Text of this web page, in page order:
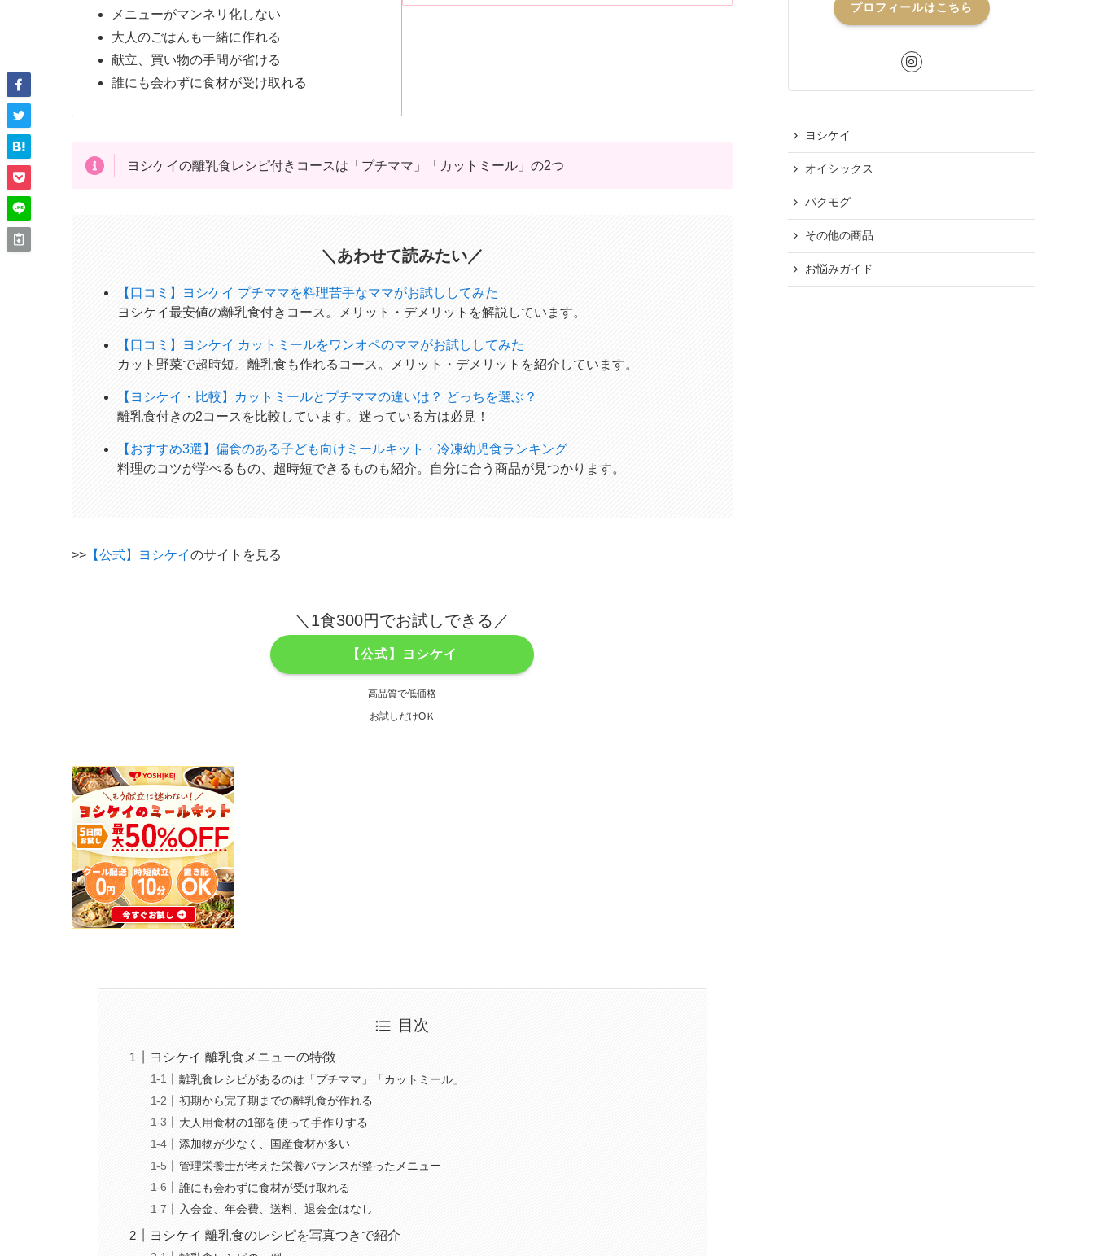
メニューがマンネリ化しない
大人のごはんも一緒に作れる
献立、買い物の手間が省ける
誰にも会わずに食材が受け取れる
ヨシケイの離乳食レシピ付きコースは「プチママ」「カットミール」の2つ
＼あわせて読みたい／
【口コミ】ヨシケイ プチママを料理苦手なママがお試ししてみた
ヨシケイ最安値の離乳食付きコース。メリット・デメリットを解説しています。
【口コミ】ヨシケイ カットミールをワンオペのママがお試ししてみた
カット野菜で超時短。離乳食も作れるコース。メリット・デメリットを紹介しています。
【ヨシケイ・比較】カットミールとプチママの違いは？ どっちを選ぶ？
離乳食付きの2コースを比較しています。迷っている方は必見！
【おすすめ3選】偏食のある子ども向けミールキット・冷凍幼児食ランキング
料理のコツが学べるもの、超時短できるものも紹介。自分に合う商品が見つかります。
>> 【公式】ヨシケイのサイトを見る
＼1食300円でお試しできる／
【公式】ヨシケイ
高品質で低価格
お試しだけOＫ
目次
ヨシケイ 離乳食メニューの特徴
離乳食レシピがあるのは「プチママ」「カットミール」
初期から完了期までの離乳食が作れる
大人用食材の1部を使って手作りする
添加物が少なく、国産食材が多い
管理栄養士が考えた栄養バランスが整ったメニュー
誰にも会わずに食材が受け取れる
入会金、年会費、送料、退会金はなし
ヨシケイ 離乳食のレシピを写真つきで紹介
プロフィールはこちら
ヨシケイ
オイシックス
パクモグ
その他の商品
お悩みガイド